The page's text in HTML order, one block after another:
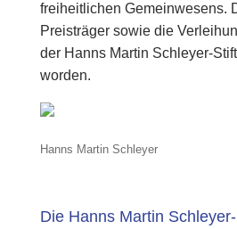
freiheitlichen Gemeinwesens.
Preisträger sowie die
der Hanns Martin Schleyer-
worden.
Hanns Martin Schleyer
Die Hanns Martin